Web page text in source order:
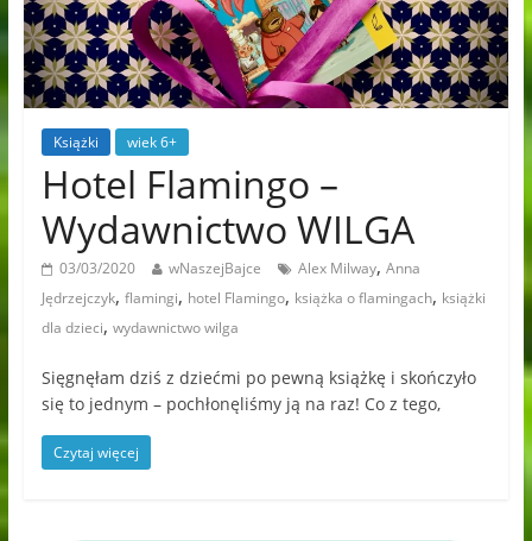
Książki wiek 6+
Hotel Flamingo –
Wydawnictwo WILGA
03/03/2020 wNaszejBajce Alex Milway, Anna
Jędrzejczyk, flamingi, hotel Flamingo, książka o flamingach, książki
dla dzieci, wydawnictwo wilga
Sięgnęłam dziś z dziećmi po pewną książkę i skończyło
się to jednym – pochłonęliśmy ją na raz! Co z tego,
Czytaj więcej